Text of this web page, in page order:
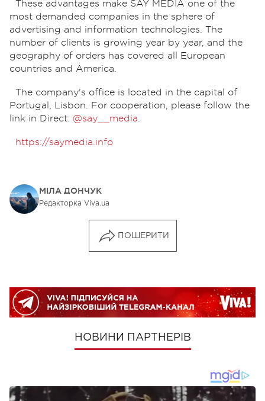
These advantages make SAY MEDIA one of the
most demanded companies in the sphere of
advertising and information technologies. The
number of clients is growing year by year, and the
geography of orders has covered all European
countries and America.
The company's office is located in the capital of
Portugal, Lisbon. For cooperation, please follow the
link in Direct: @say__media.
https://saymedia.info
МІЛА ДОНЧУК
Редакторка Viva.ua
ПОШЕРИТИ
НОВИНИ ПАРТНЕРІВ